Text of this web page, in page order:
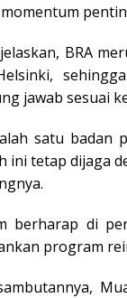
BRA
jawab sesuai
satu badan
ini tetap dijaga
berharap di
program